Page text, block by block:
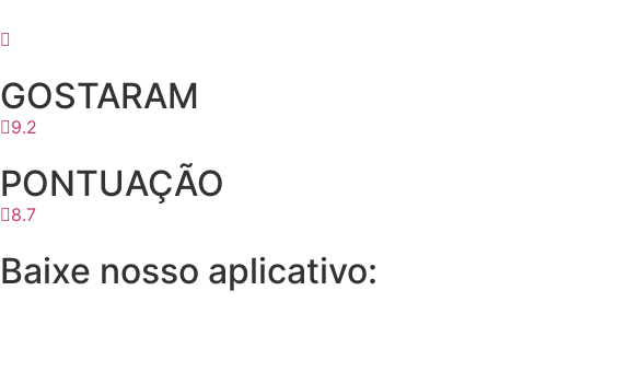
GOSTARAM
9.2
PONTUAÇÃO
8.7
Baixe nosso aplicativo: